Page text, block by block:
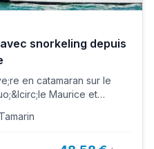
snorkeling depuis
en catamaran sur le
Maurice et